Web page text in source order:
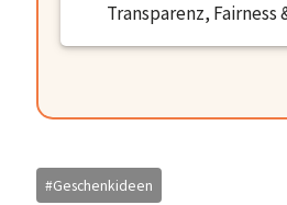
Transparenz,
Schlagworte:
#Geschenkideen